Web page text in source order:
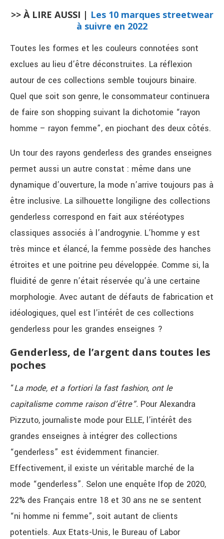
>> À LIRE AUSSI | Les 10 marques streetwear
à suivre en 2022
Toutes les formes et les couleurs connotées sont
exclues au lieu d’être déconstruites. La réflexion
autour de ces collections semble toujours binaire.
Quel que soit son genre, le consommateur continuera
de faire son shopping suivant la dichotomie “rayon
homme – rayon femme”, en piochant des deux côtés.
Un tour des rayons genderless des grandes enseignes
permet aussi un autre constat : même dans une
dynamique d’ouverture, la mode n’arrive toujours pas à
être inclusive. La silhouette longiligne des collections
genderless correspond en fait aux stéréotypes
classiques associés à l’androgynie. L’homme y est
très mince et élancé, la femme possède des hanches
étroites et une poitrine peu développée. Comme si, la
fluidité de genre n’était réservée qu’à une certaine
morphologie. Avec autant de défauts de fabrication et
idéologiques, quel est l’intérêt de ces collections
genderless pour les grandes enseignes ?
Genderless, de l’argent dans toutes les
poches
“La mode, et a fortiori la fast fashion, ont le
capitalisme comme raison d’être”. Pour Alexandra
Pizzuto, journaliste mode pour ELLE, l’intérêt des
grandes enseignes à intégrer des collections
“genderless” est évidemment financier.
Effectivement, il existe un véritable marché de la
mode “genderless”. Selon une enquête Ifop de 2020,
22% des Français entre 18 et 30 ans ne se sentent
“ni homme ni femme”, soit autant de clients
potentiels. Aux Etats-Unis, le Bureau of Labor